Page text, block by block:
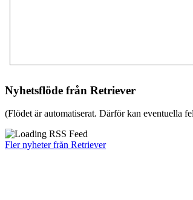
Nyhetsflöde från Retriever
(Flödet är automatiserat. Därför kan eventuella
Fler nyheter från Retriever